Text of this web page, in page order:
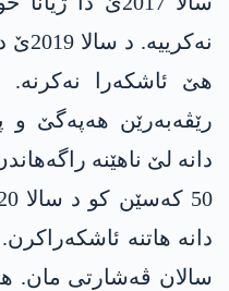
ھێ ئاشکەرا
رێڤەبەرێن ھەپەگێ
دانە لێ ناھێنە
دانە ھاتنە
سالان ڤەشارتی مان.